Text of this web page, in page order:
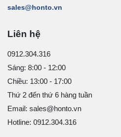
sales@honto.vn
Liên hệ
0912.304.316
Sáng: 8:00 - 12:00
Chiều: 13:00 - 17:00
Thứ 2 đến thứ 6 hàng tuần
Email: sales@honto.vn
Hotline: 0912.304.316